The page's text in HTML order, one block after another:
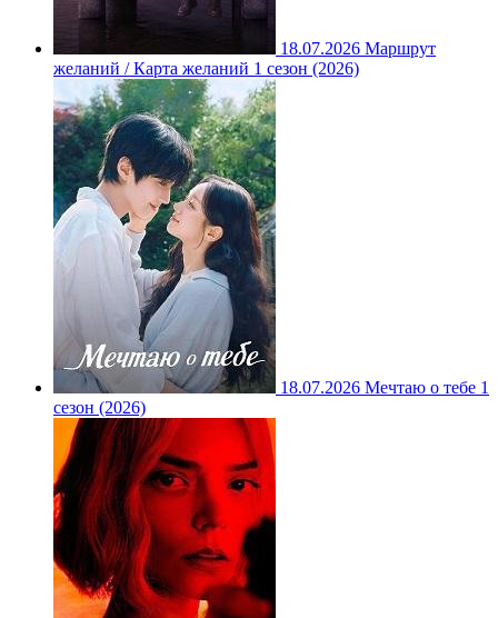
18.07.2026 Маршрут
желаний / Карта желаний 1 сезон (2026)
18.07.2026 Мечтаю о тебе 1
сезон (2026)